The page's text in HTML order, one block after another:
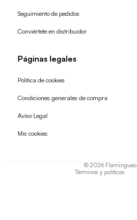
Seguimiento de pedidos
Conviértete en distribuidor
Páginas legales
Política de cookies
Condiciones generales de compra
Aviso Legal
Mis cookies
© 2026 Flamingueo
Términos y políticas